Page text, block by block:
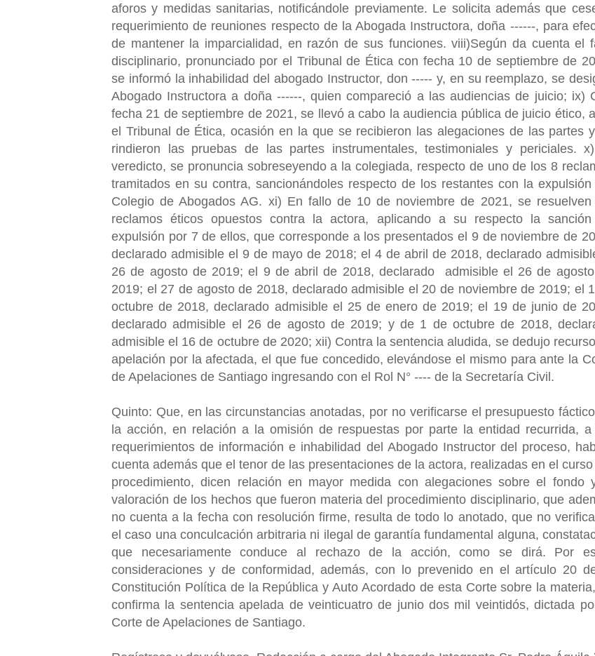
aforos y medidas sanitarias, notificándole previamente. Le solicita además que
requerimiento de reuniones respecto de la Abogada Instructora, doña ------, para
de mantener la imparcialidad, en razón de sus funciones. viii)Según da cuenta el
disciplinario, pronunciado por el Tribunal de Ética con fecha 10 de septiembre de
se informó la inhabilidad del abogado Instructor, don ----- y, en su reemplazo, se
Abogado Instructora a doña ------, quien compareció a las audiencias de juicio; ix)
fecha 21 de septiembre de 2021, se llevó a cabo la audiencia pública de juicio ético,
el Tribunal de Ética, ocasión en la que se recibieron las alegaciones de las partes
rindieron las pruebas de las partes instrumentales, testimoniales y periciales.
veredicto, se pronuncia sobreseyendo a la colegiada, respecto de uno de los 8
tramitados en su contra, sancionándoles respecto de los restantes con la expulsión
Colegio de Abogados AG. xi) En fallo de 10 de noviembre de 2021, se resuelven
reclamos éticos opuestos contra la actora, aplicando a su respecto la
expulsión por 7 de ellos, que corresponde a los presentados el 9 de noviembre de
declarado admisible el 9 de mayo de 2018; el 4 de abril de 2018, declarado
26 de agosto de 2019; el 9 de abril de 2018, declarado admisible el 26 de
2019; el 27 de agosto de 2018, declarado admisible el 20 de noviembre de 2019; el
octubre de 2018, declarado admisible el 25 de enero de 2019; el 19 de junio de
declarado admisible el 26 de agosto de 2019; y de 1 de octubre de 2018,
admisible el 16 de octubre de 2020; xii) Contra la sentencia aludida, se dedujo
apelación por la afectada, el que fue concedido, elevándose el mismo para ante la
de Apelaciones de Santiago ingresando con el Rol N° ---- de la Secretaría Civil.
Quinto: Que, en las circunstancias anotadas, por no verificarse el presupuesto
la acción, en relación a la omisión de respuestas por parte la entidad recurrida, a
requerimientos de información e inhabilidad del Abogado Instructor del proceso,
cuenta además que el tenor de las presentaciones de la actora, realizadas en el curso
procedimiento, dicen relación en mayor medida con alegaciones sobre el fondo
valoración de los hechos que fueron materia del procedimiento disciplinario, que
no cuenta a la fecha con resolución firme, resulta de todo lo anotado, que no
el caso una conculcación arbitraria ni ilegal de garantía fundamental alguna,
que necesariamente conduce al rechazo de la acción, como se dirá. Por
consideraciones y de conformidad, además, con lo prevenido en el artículo 20
Constitución Política de la República y Auto Acordado de esta Corte sobre la
confirma la sentencia apelada de veinticuatro de junio dos mil veintidós, dictada
Corte de Apelaciones de Santiago.